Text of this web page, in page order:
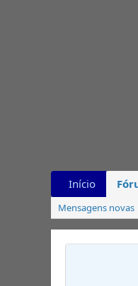
Início
Mensagens novas